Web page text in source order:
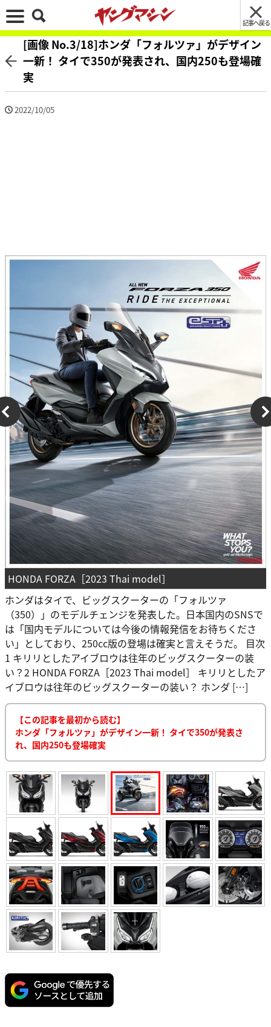
記事へ戻る
[画像 No.3/18]ホンダ「フォルツァ」がデザイン
一新！ タイで350が発表され、国内250も登場確
実
2022/10/05
HONDA FORZA［2023 Thai model］
ホンダはタイで、ビッグスクーターの「フォルツァ
（350）」のモデルチェンジを発表した。日本国内のSNSで
は「国内モデルについては今後の情報発信をお待ちくださ
い」としており、250cc版の登場は確実と言えそうだ。 目次
1 キリリとしたアイブロウは往年のビッグスクーターの装
い？2 HONDA FORZA［2023 Thai model］ キリリとしたア
イブロウは往年のビッグスクーターの装い？ ホンダ […]
【この記事を最初から読む】
ホンダ「フォルツァ」がデザイン一新！ タイで350が発表さ
れ、国内250も登場確実